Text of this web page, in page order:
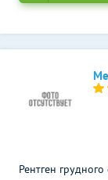
Рентген